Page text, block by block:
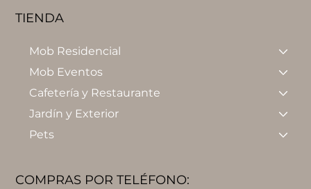
TIENDA
Mob Residencial
Mob Eventos
Cafetería y Restaurante
Jardín y Exterior
Pets
COMPRAS POR TELÉFONO: